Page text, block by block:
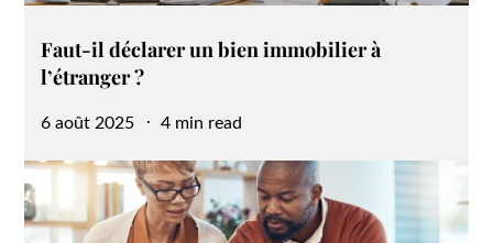
Faut-il déclarer un bien immobilier à
l’étranger ?
Posted
6 août 2025 4 min read